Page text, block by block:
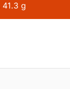
41.3 g